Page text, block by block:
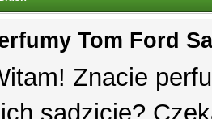
Tom Ford
Znacie
sądzicie?